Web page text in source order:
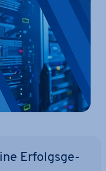
Er­folgs­ge­